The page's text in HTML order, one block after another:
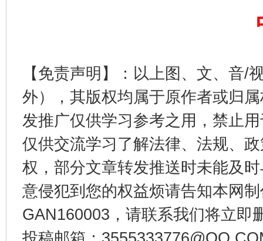
【免责声明】：以上图、文、音/
外），其版权均属于原作者或归
发推广仅供学习参考之用，禁止
仅供交流学习了解法律、法规、
权，部分文章转发推送时未能及
意侵犯到您的权益烦请告知本网
GAN160003，请联系我们将立即
一纸欠
东山县通报“牛蛙产品抗生素超标问题” 法